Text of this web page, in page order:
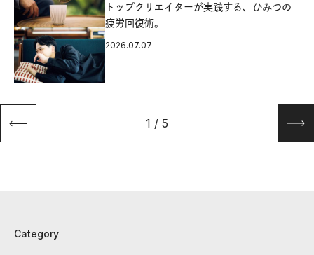
トップクリエイターが実践する、ひみつの
疲労回復術。
2026.07.07
1 / 5
Category